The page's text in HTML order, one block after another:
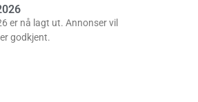
er nå lagt ut. Annonser vil
godkjent.